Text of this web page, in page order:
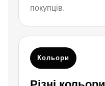
покупців.
Кольори